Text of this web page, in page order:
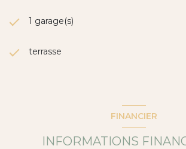
1 garage(s)
terrasse
FINANCIER
INFORMATIONS